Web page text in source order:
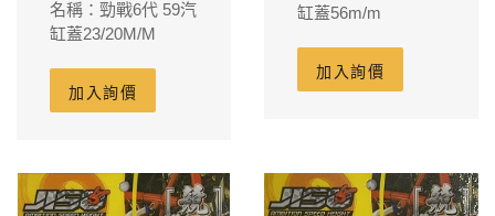
名稱：勁戰6代 59汽
缸蓋23/20M/M
加入詢價
缸蓋56m/m
加入詢價